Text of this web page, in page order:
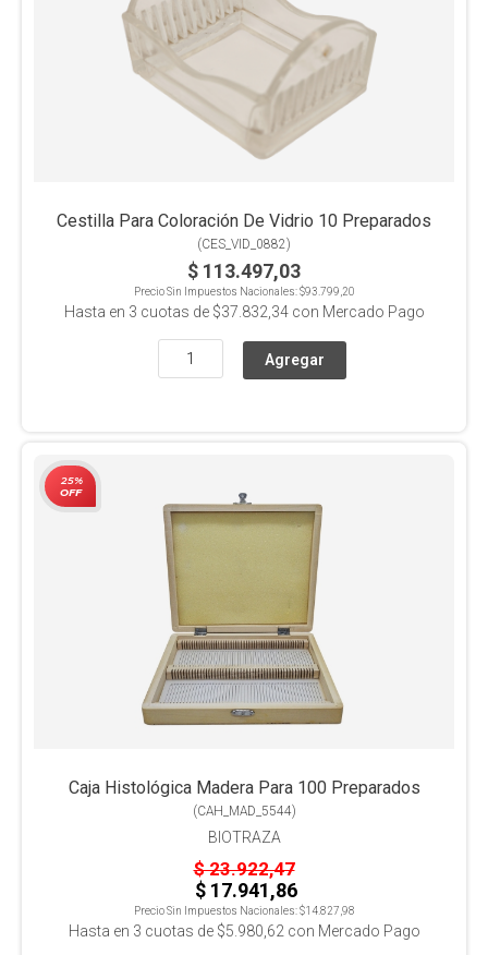
Cestilla Para Coloración De Vidrio 10 Preparados
(CES_VID_0882)
$ 113.497,03
Precio Sin Impuestos Nacionales:$93.799,20
Hasta en 3 cuotas de $37.832,34con Mercado Pago
25%
OFF
Caja Histológica Madera Para 100 Preparados
(CAH_MAD_5544)
BIOTRAZA
$ 23.922,47
$ 17.941,86
Precio Sin Impuestos Nacionales:$14.827,98
Hasta en 3 cuotas de $5.980,62con Mercado Pago